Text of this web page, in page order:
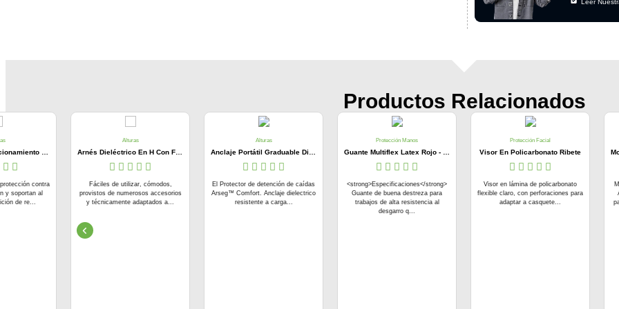
Leer
Productos Relacionados
contra
y soportan al
de re...
Alturas
Fáciles de utilizar, cómodos,
provistos de numerosos accesorios
y técnicamente adaptados a...
Alturas
El Protector de detención de caídas
Arseg™ Comfort. Anclaje dielectrico
resistente a carga...
Protección Manos
<strong>Especificaciones</strong>
Guante de buena destreza para
trabajos de alta resistencia al
desgarro q...
Protección Facial
Visor En Policarbonato Ribete
Visor en lámina de policarbonato
flexible claro, con perforaciones para
adaptar a casquete...